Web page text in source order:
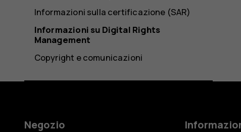
Informazioni sulla certificazione (SAR)
Informazioni su Digital Rights
Management
Copyright e comunicazioni
Negozio